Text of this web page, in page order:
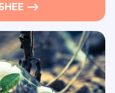
—>